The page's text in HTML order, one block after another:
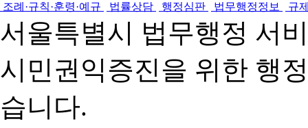
조례·규칙·훈령·예규 법률상담 행정심판 법무행정정보 규
서울특별시 법무행정 서
시민권익증진을 위한 행
습니다.